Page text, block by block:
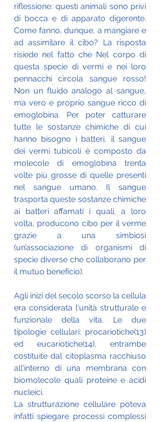
riflessione: questi animali sono privi
di bocca e di apparato digerente.
Come fanno, dunque, a mangiare e
ad assimilare il cibo? La risposta
risiede nel fatto che Nel corpo di
questa specie di vermi e nei loro
pennacchi circola sangue rosso!
Non un fluido analogo al sangue,
ma vero e proprio sangue ricco di
emoglobina. Per poter catturare
tutte le sostanze chimiche di cui
hanno bisogno i batteri, il sangue
dei vermi tubicoli è composto da
molecole di emoglobina trenta
volte più grosse di quelle presenti
nel sangue umano. Il sangue
trasporta queste sostanze chimiche
ai batteri affamati i quali, a loro
volta, producono cibo per il verme
grazie a una simbiosi
(un’associazione di organismi di
specie diverse che collaborano per
il mutuo beneficio).
Agli inizi del secolo scorso la cellula
era considerata l'unità strutturale e
funzionale della vita. Le due
tipologie cellulari: procariotiche(13)
ed eucariotiche(14), entrambe
costituite dal citoplasma racchiuso
all'interno di una membrana con
biomolecole quali proteine ​​e acidi
nucleici.
La strutturazione cellulare poteva
infatti spiegare processi complessi